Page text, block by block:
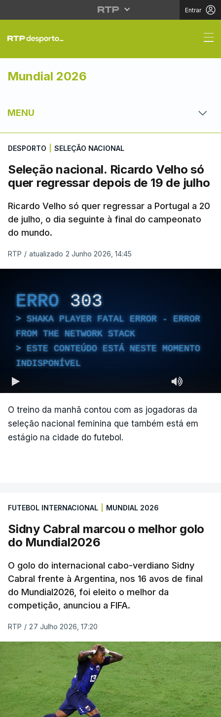
Entrar
Seleção nacional.
Mundial 2026
MENU
DESPORTO SELEÇÃO NACIONAL
Seleção nacional. Ricardo Velho só
quer regressar depois de 19 de julho
Ricardo Velho só quer regressar a Portugal a 20
de julho, o dia seguinte à final do campeonato
do mundo.
RTP / atualizado 2 Junho 2026, 14:45
ERRO 303
SHAKA PLAYER FATAL ERROR - ERROR
FROM THE NETWORK STACK
ESTE CONTEÚDO ESTÁ NESTE MOMENTO
INDISPONÍVEL
O treino da manhã contou com as jogadoras da
seleção nacional feminina que também está em
estágio na cidade do futebol.
FUTEBOL INTERNACIONAL MUNDIAL 2026
Sidny Cabral marcou o melhor golo
do Mundial2026
O golo do internacional cabo-verdiano Sidny
Cabral frente à Argentina, nos 16 avos de final
do Mundial2026, foi eleito o melhor da
competição, anunciou a FIFA.
RTP / 27 Julho 2026, 17:20